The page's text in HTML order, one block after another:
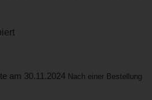
am 30.11.2024 Nach einer Bestellung